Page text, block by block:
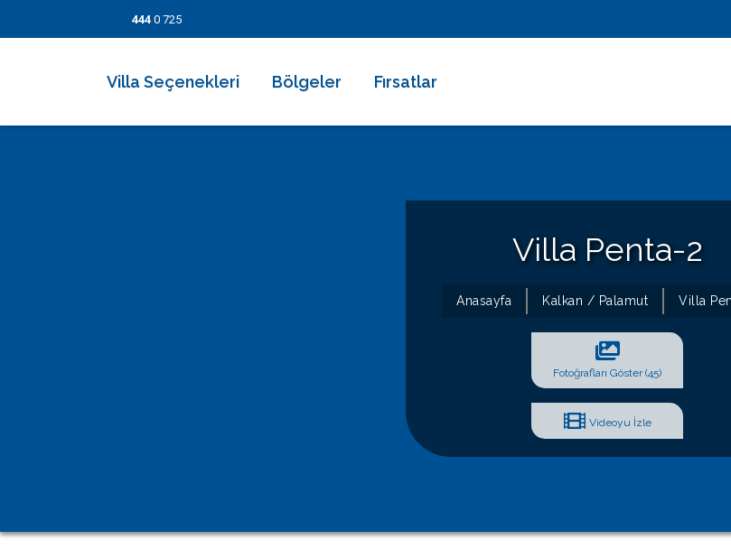
444 0 725
Villa Seçenekleri
Kiralık Apartlar
Bölgeler Fırsatlar
Kısa Süreli Kiralıklar
Villa Penta-2
Anasayfa Kalkan / Palamut Villa
Fotoğrafları Göster (45)
Videoyu İzle